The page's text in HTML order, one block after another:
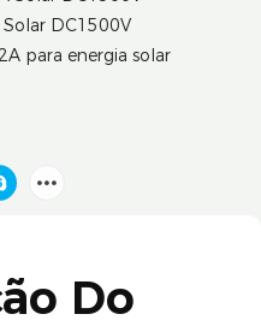
DC1500V
para energia solar
Do